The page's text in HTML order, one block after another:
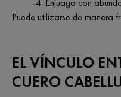
Enjuaga con
Puede utilizarse de manera
EL VÍNCULO
CUERO